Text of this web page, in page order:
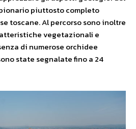
piuttosto completo
toscane. Al percorso sono inoltre
vegetazionali e
di numerose orchidee
state segnalate fino a 24